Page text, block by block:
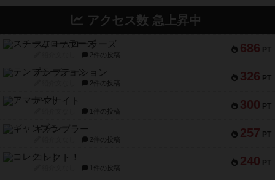
アクセス数 急上昇中
686 PT
スチームローラーズ
2件の投稿
326 PT
テンプテーション
2件の投稿
300 PT
アマナイト
1件の投稿
257 PT
ギャンブラー
2件の投稿
240 PT
コレクト！
1件の投稿